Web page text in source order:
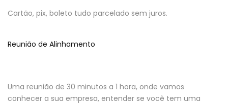
Cartão, pix, boleto tudo parcelado sem juros.
Reunião de Alinhamento
Uma reunião de 30 minutos a 1 hora, onde vamos
conhecer a sua empresa, entender se você tem uma